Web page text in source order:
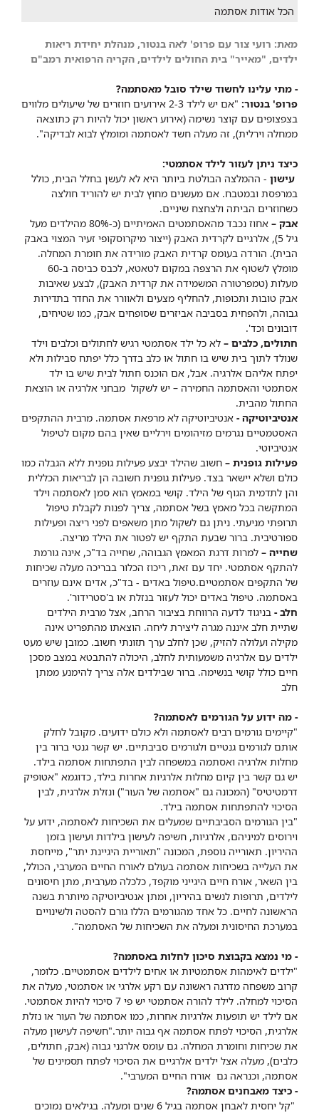
הכל אודות אסתמה
מאת: רועי צור עם פרופ' לאה בנטור, מנהלת יחידת ריאות
ילדים, "מאייר" בית החולים לילדים, הקריה הרפואית רמב"ם
- מתי עלינו לחשוד שילד סובל מאסתמה?
פרופ' בנטור:
"אם יש לילד 2-3 אירועים חוזרים של שיעולים מלווים
בצפצופים עם קוצר נשימה (אירוע ראשון יכול להיות רק כתוצאה
ממחלה וירלית), זה מעלה חשד לאסתמה ומומלץ לבוא לבדיקה".
כיצד ניתן לעזור לילד אסתמטי:
עישון - ההמלצה הבולטת ביותר היא לא לעשן בחלל הבית, כולל
במרפסת ובמטבח. אם מעשנים מחוץ לבית יש להוריד חולצה
כשחוזרים הביתה ולצחצח שיניים.
אבק –
אחוז נכבד מהאסתמטים האמיתיים (כ-80% מהילדים מעל
גיל 5), אלרגיים לקרדית האבק (ייצור מיקרוסקופי זעיר המצוי באבק
הבית). הורדה בעומס קרדית האבק מורידה את חומרת המחלה.
מומלץ לשטוף את הרצפה במקום לטאטא, לכבס כביסה ב-60
מעלות (טמפרטורה המשמידה את קרדית האבק), לבצע שאיבות
אבק טובות ותכופות, להחליף מצעים ולאוורר את החדר בתדירות
גבוהה, ולהפחית בסביבה אביזרים שסופחים אבק, כמו שטיחים,
דובונים וכד'.
חתולים, כלבים – לא כל ילד אסתמטי רגיש לחתולים וכלבים וילד
שנולד לתוך בית שיש בו חתול או כלב בדרך כלל יפתח סבילות ולא
יפתח אליהם אלרגיה. אבל, אם הוכנס חתול לבית שיש בו ילד
אסתמטי והאסתמה החמירה – יש לשקול מבחני אלרגיה או הוצאת
החתול מהבית.
אנטיביוטיקה - אנטיביוטיקה לא מרפאת אסתמה. מרבית ההתקפים
האסטמטיים נגרמים מזיהומים וירליים שאין בהם מקום לטיפול
אנטיביוטי.
פעילות גופנית – חשוב שהילד יבצע פעילות גופנית ללא הגבלה כמו
כולם ושלא יישאר בצד. פעילות גופנית חשובה הן לבריאות הכללית
והן לתדמית הגוף של הילד. קושי במאמץ הוא סמן לאסתמה וילד
המתקשה בכל מאמץ בשל אסתמה, צריך לפנות לקבלת טיפול
תרופתי מניעתי. ניתן גם לשקול מתן משאפים לפני ריצה ופעילות
ספורטיבית. ברור שבעת התקף יש לפטור את הילד מריצה.
שחייה – למרות דרגת המאמץ הגבוהה, שחייה בד"כ, אינה גורמת
להתקף אסתמטי. יחד עם זאת, ריכוז הכלור בבריכה מעלה שכיחות
של התקפים אסתמטיים.טיפול באדים - בד"כ, אדים אינם עוזרים
באסתמה. טיפול באדים יכול לעזור בנזלת או ב'סטרידור'.
חלב - בניגוד לדעה הרווחת בציבור הרחב, אצל מרבית הילדים
שתיית חלב איננה מגרה ליצירת ליחה. הוצאתו מהתפריט אינה
מקילה ועלולה להזיק, שכן לחלב ערך תזונתי חשוב. כמובן שיש מעט
ילדים עם אלרגיה משמעותית לחלב, היכולה להתבטא במצב מסכן
חיים כולל קושי בנשימה. ברור שבילדים אלה צריך להימנע ממתן
חלב
- מה ידוע על הגורמים לאסתמה?
"קיימים גורמים רבים לאסתמה ולא כולם ידועים. מקובל לחלק
אותם לגורמים גנטיים ולגורמים סביבתיים. יש קשר גנטי ברור בין
מחלות אלרגיה ואסתמה במשפחה לבין התפתחות אסתמה בילד.
יש גם קשר בין קיום מחלות אלרגיות אחרות בילד, כדוגמא "אטופיק
דרמטיטיס" (המכונה גם "אסתמה של העור") ונזלת אלרגית, לבין
הסיכוי להתפתחות אסתמה בילד.
"בין הגורמים הסביבתיים שמעלים את השכיחות לאסתמה, ידוע על
וירוסים למיניהם, אלרגיות, חשיפה לעישון בילדות ועישון בזמן
ההיריון. תאורייה נוספת, המכונה "תאוריית היגיינת יתר", מייחסת
את העלייה בשכיחות אסתמה בעולם לאורח החיים המערבי, הכולל,
בין השאר, אורח חיים היגייני מוקפד, כלכלה מערבית, מתן חיסונים
לילדים, תרופות לנשים בהיריון, ומתן אנטיביוטיקה מיותרת בשנה
הראשונה לחיים. כל אחד מהגורמים הללו גורם להסטה ולשינויים
במערכת החיסונית ומעלה את השכיחות של האסתמה".
- מי נמצא בקבוצת סיכון לחלות באסתמה?
"ילדים לאימהות אסתמטיות או אחים לילדים אסתמטיים. כלומר,
קרוב משפחה מדרגה ראשונה עם רקע אלרגי או אסתמטי, מעלה את
הסיכוי למחלה. לילד להורה אסתמטי יש פי 7 סיכוי להיות אסתמטי.
אם לילד יש תופעות אלרגיות אחרות, כמו אסתמה של העור או נזלת
אלרגית, הסיכוי לפתח אסתמה אף גבוה יותר."חשיפה לעישון מעלה
את שכיחות וחומרת המחלה. גם עומס אלרגני גבוה (אבק, חתולים,
כלבים), מעלה אצל ילדים אלרגיים את הסיכוי לפתח תסמינים של
אסתמה, וכנראה גם אורח החיים המערבי".
- כיצד מאבחנים אסתמה?
"קל יחסית לאבחן אסתמה בגיל 6 שנים ומעלה. בגילאים נמוכים